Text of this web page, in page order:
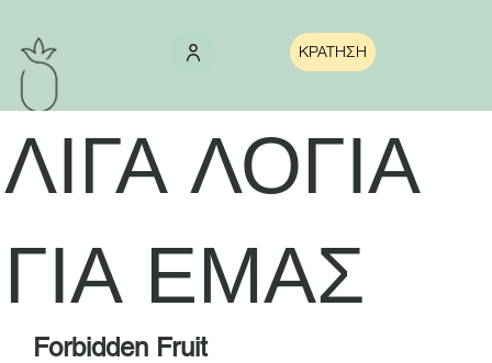
ΚΡΑΤΗΣΗ
ΛΙΓΑ ΛΟΓΙΑ
ΓΙΑ ΕΜΑΣ
Forbidden Fruit